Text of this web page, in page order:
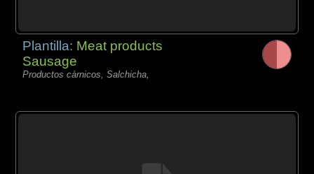
Plantilla: Meat products
Sausage
Productos càrnicos, Salchicha,